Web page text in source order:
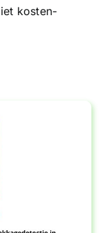
kosten-